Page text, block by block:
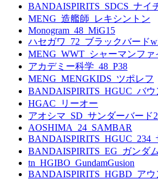
BANDAISPIRITS_SDCS_ナイ
MENG_造艦師_レキシントン
Monogram_48_MiG15
ハセガワ_72_ブラックバード
MENG_WWT_シャーマンファ
アカデミー科学_48_P38
MENG_MENGKIDS_ツポレフ
BANDAISPIRITS_HGUC_バウ
HGAC_リーオー
アオシマ_SD_サンダーバード
AOSHIMA_24_SAMBAR
BANDAISPIRITS_EG_ガンダム
tn_HGIBO_GundamGusion
BANDAISPIRITS_HGBD_ア